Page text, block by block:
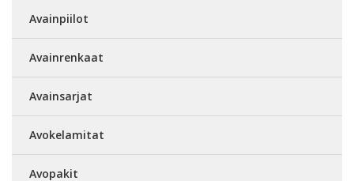
Avainpiilot
Avainrenkaat
Avainsarjat
Avokelamitat
Avopakit